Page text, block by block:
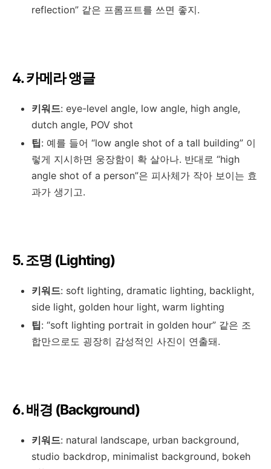
reflection” 같은 프롬프트를 쓰면 좋지.
4. 카메라 앵글
키워드: eye-level angle, low angle, high angle,
dutch angle, POV shot
팁: 예를 들어 “low angle shot of a tall building” 이
렇게 지시하면 웅장함이 확 살아나. 반대로 “high
angle shot of a person”은 피사체가 작아 보이는 효
과가 생기고.
5. 조명 (Lighting)
키워드: soft lighting, dramatic lighting, backlight,
side light, golden hour light, warm lighting
팁: “soft lighting portrait in golden hour” 같은 조
합만으로도 굉장히 감성적인 사진이 연출돼.
6. 배경 (Background)
키워드: natural landscape, urban background,
studio backdrop, minimalist background, bokeh